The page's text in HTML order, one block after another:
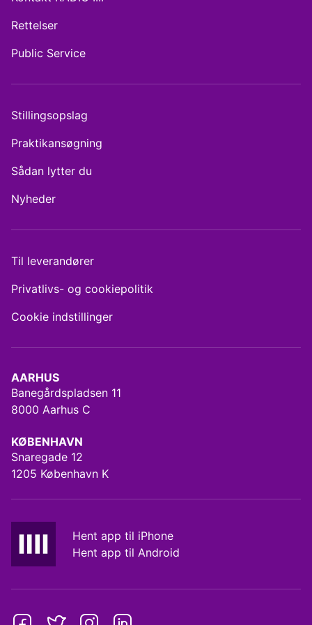
AARHUS
Banegårdspladsen 11
8000 Aarhus C
KØBENHAVN
Snaregade 12
1205 København K
Hent app til iPhone
Hent app til Android
Rettelser
Public Service
Stillingsopslag
Praktikansøgning
Sådan lytter du
Nyheder
Til leverandører
Privatlivs- og cookiepolitik
Cookie indstillinger